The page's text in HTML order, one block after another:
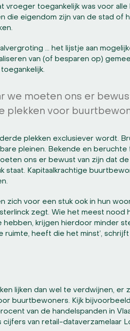
vroeger toegankelijk was voor
die eigendom zijn van de stad
… het lijstje aan
van (of besparen op)
we moeten ons er
plekken voor
plekken exclusiever wordt.
pleinen. Bekende en
ons er bewust van zijn dat
Kapitaalkrachtige
zich voor een stuk ook in hun
zegt. Wie het meest nood
hebben, krijgen hierdoor minder
ruimte, heeft die het minst’,
lijken dan wel te verdwijnen,
buurtbewoners. Kijk
van de handelspanden in
van retail-dataverzamelaar